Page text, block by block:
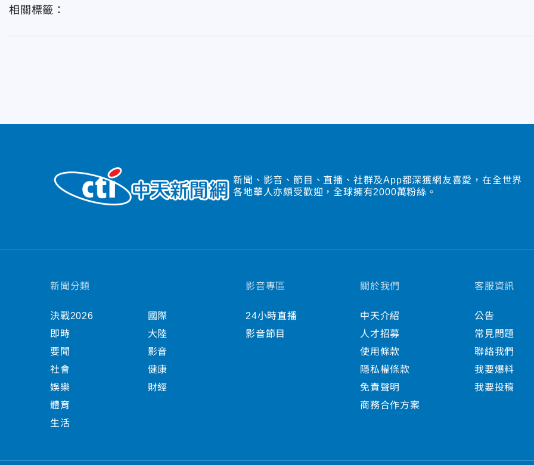
相關標籤：
新聞、影音、節目、直播、社群及App都深獲網友喜愛，在全世界
各地華人亦頗受歡迎，全球擁有2000萬粉絲。
新聞分類
決戰2026
即時
要聞
社會
娛樂
體育
生活
國際
大陸
影音
健康
財經
影音專區
24小時直播
影音節目
關於我們
中天介紹
人才招募
使用條款
隱私權條款
免責聲明
商務合作方案
客服資訊
公告
常見問題
聯絡我們
我要爆料
我要投稿